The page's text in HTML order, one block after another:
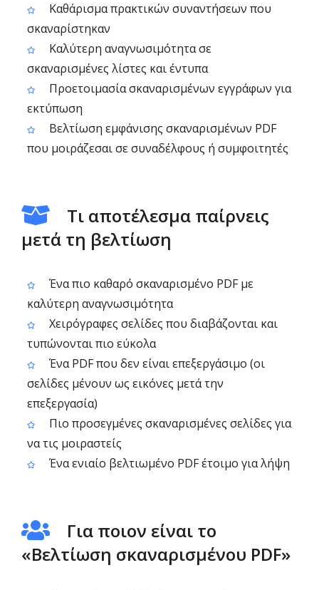
Καθάρισμα πρακτικών συναντήσεων που
σκαναρίστηκαν
Καλύτερη αναγνωσιμότητα σε
σκαναρισμένες λίστες και έντυπα
Προετοιμασία σκαναρισμένων εγγράφων για
εκτύπωση
Βελτίωση εμφάνισης σκαναρισμένων PDF
που μοιράζεσαι σε συναδέλφους ή συμφοιτητές
Τι αποτέλεσμα παίρνεις
μετά τη βελτίωση
Ένα πιο καθαρό σκαναρισμένο PDF με
καλύτερη αναγνωσιμότητα
Χειρόγραφες σελίδες που διαβάζονται και
τυπώνονται πιο εύκολα
Ένα PDF που δεν είναι επεξεργάσιμο (οι
σελίδες μένουν ως εικόνες μετά την
επεξεργασία)
Πιο προσεγμένες σκαναρισμένες σελίδες για
να τις μοιραστείς
Ένα ενιαίο βελτιωμένο PDF έτοιμο για λήψη
Για ποιον είναι το
«Βελτίωση σκαναρισμένου PDF»